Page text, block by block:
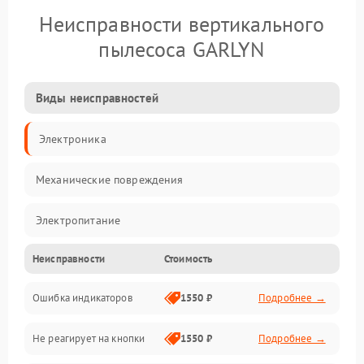
Неисправности вертикального
пылесоса GARLYN
Виды неисправностей
Электроника
Механические повреждения
Электропитание
Механика
Аккумулятор
Работа системы
Неисправности Стоимость
Ошибка индикаторов 1550 ₽ Подробнее →
Не реагирует на кнопки 1550 ₽ Подробнее →